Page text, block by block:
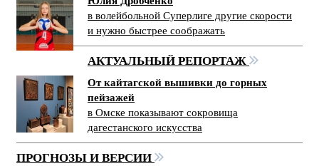
в волейбольной Суперлиге другие скорости
и нужно быстрее соображать
АКТУАЛЬНЫЙ РЕПОРТАЖ
От кайтагской вышивки до горных
пейзажей
в Омске показывают сокровища
дагестанского искусства
ПРОГНОЗЫ И ВЕРСИИ